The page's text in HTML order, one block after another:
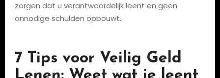
zorgen dat u verantwoordelijk leent en geen
onnodige schulden opbouwt.
7 Tips voor Veilig Geld